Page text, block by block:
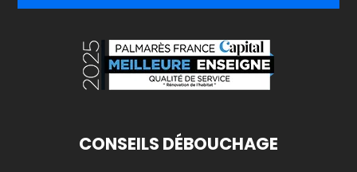
CONSEILS DÉBOUCHAGE